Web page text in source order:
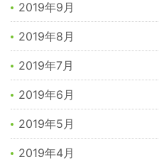
2019年9月
2019年8月
2019年7月
2019年6月
2019年5月
2019年4月